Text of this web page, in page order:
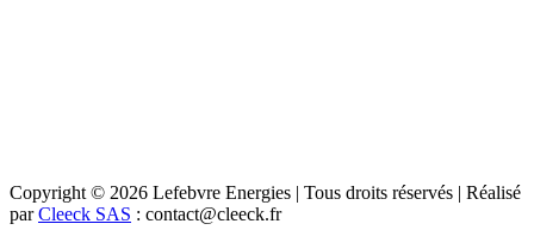
Copyright © 2026 Lefebvre Energies | Tous droits réservés | Réalisé
parCleeck SAS : contact@cleeck.fr